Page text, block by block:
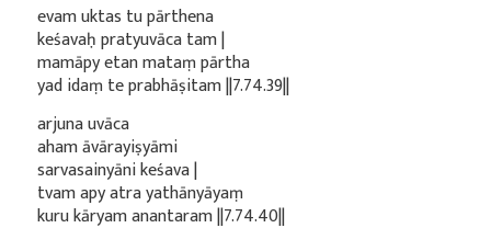
evam uktas tu pārthena
keśavaḥ pratyuvāca tam |
mamāpy etan mataṃ pārtha
yad idaṃ te prabhāṣitam ||7.74.39||
arjuna uvāca
aham āvārayiṣyāmi
sarvasainyāni keśava |
tvam apy atra yathānyāyaṃ
kuru kāryam anantaram ||7.74.40||